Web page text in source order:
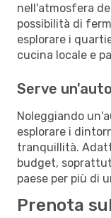
nell'atmosfera
possibilità di
esplorare i
cucina locale e
Serve
Noleggiando
esplorare i
tranquillità.
budget,
paese per più di
Prenota